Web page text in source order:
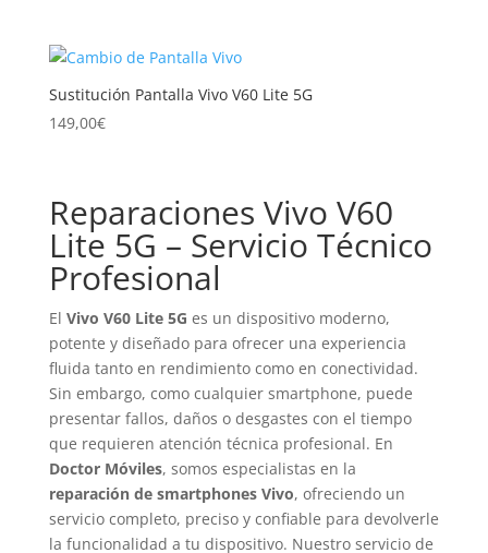
Sustitución Pantalla Vivo V60 Lite 5G
149,00€
Reparaciones Vivo V60
Lite 5G – Servicio Técnico
Profesional
El Vivo V60 Lite 5G es un dispositivo moderno,
potente y diseñado para ofrecer una experiencia
fluida tanto en rendimiento como en conectividad.
Sin embargo, como cualquier smartphone, puede
presentar fallos, daños o desgastes con el tiempo
que requieren atención técnica profesional. En
Doctor Móviles, somos especialistas en la
reparación de smartphones Vivo, ofreciendo un
servicio completo, preciso y confiable para devolverle
la funcionalidad a tu dispositivo. Nuestro servicio de